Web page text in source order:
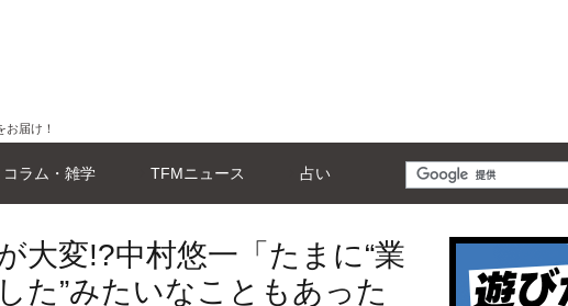
届け！
コラム・雑学 TFMニュース 占い
大変!?中村悠一「たまに“業
た”みたいなこともあった